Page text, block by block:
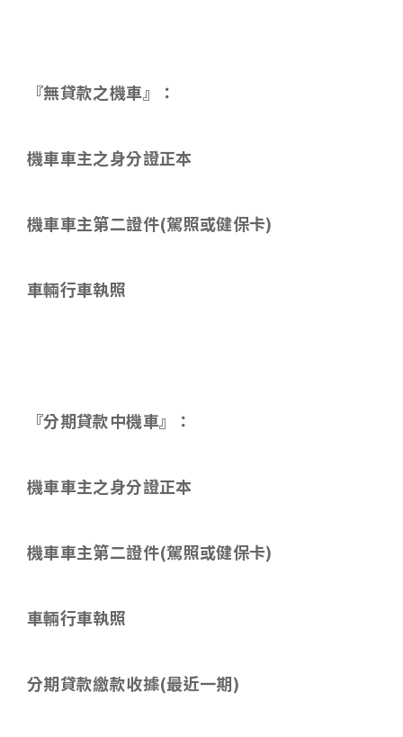
『無貸款之機車』：
機車車主之身分證正本
機車車主第二證件(駕照或健保卡)
車輛行車執照
『分期貸款中機車』：
機車車主之身分證正本
機車車主第二證件(駕照或健保卡)
車輛行車執照
分期貸款繳款收據(最近一期)